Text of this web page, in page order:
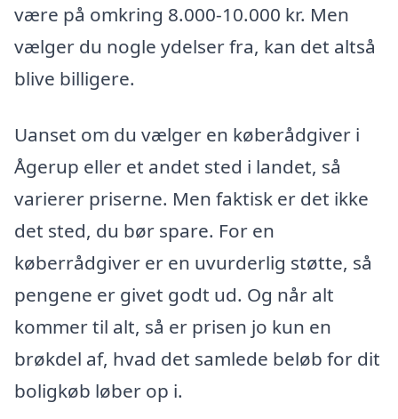
være på omkring 8.000-10.000 kr. Men
vælger du nogle ydelser fra, kan det altså
blive billigere.
Uanset om du vælger en køberådgiver i
Ågerup eller et andet sted i landet, så
varierer priserne. Men faktisk er det ikke
det sted, du bør spare. For en
køberrådgiver er en uvurderlig støtte, så
pengene er givet godt ud. Og når alt
kommer til alt, så er prisen jo kun en
brøkdel af, hvad det samlede beløb for dit
boligkøb løber op i.